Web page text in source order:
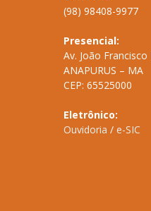
(98) 98408-9977
Presencial:
Av. João
ANAPURUS – MA
CEP: 65525000
Eletrônico:
Ouvidoria / e-SIC